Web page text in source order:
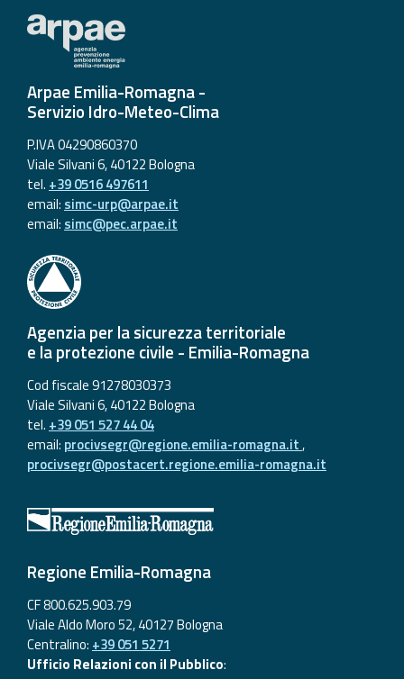
Arpae Emilia-Romagna -
Servizio Idro-Meteo-Clima
P.IVA 04290860370
Viale Silvani 6, 40122 Bologna
tel. +39 0516 497611
email: simc-urp@arpae.it
email: simc@pec.arpae.it
Agenzia per la sicurezza territoriale
e la protezione civile - Emilia-Romagna
Cod fiscale 91278030373
Viale Silvani 6, 40122 Bologna
tel. +39 051 527 44 04
email: procivsegr@regione.emilia-romagna.it,
procivsegr@postacert.regione.emilia-romagna.it
Regione Emilia-Romagna
CF 800.625.903.79
Viale Aldo Moro 52, 40127 Bologna
Centralino: +39 051 5271
Ufficio Relazioni con il Pubblico: